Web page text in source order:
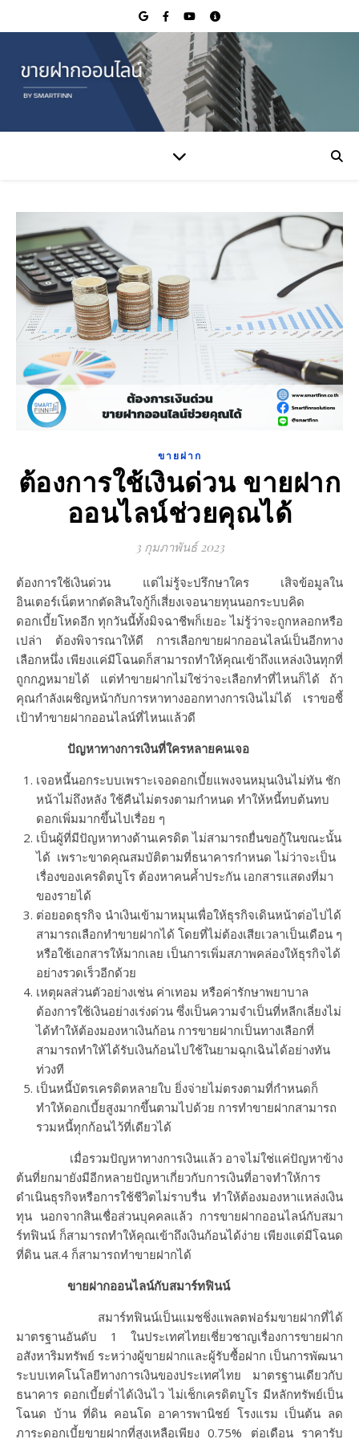
ขายฝาก
ต้องการใช้เงินด่วน ขายฝาก
ออนไลน์ช่วยคุณได้
3 กุมภาพันธ์ 2023
ต้องการใช้เงินด่วน แต่ไม่รู้จะปรึกษาใคร เสิจข้อมูลใน
อินเตอร์เน็ตหากตัดสินใจกู้ก็เสี่ยงเจอนายทุนนอกระบบคิด
ดอกเบี้ยโหดอีก ทุกวันนี้ทั้งมิจฉาชีพก็เยอะ ไม่รู้ว่าจะถูกหลอกหรือ
เปล่า ต้องพิจารณาให้ดี การเลือกขายฝากออนไลน์เป็นอีกทาง
เลือกหนึ่ง เพียงแค่มีโฉนดก็สามารถทำให้คุณเข้าถึงแหล่งเงินทุกที่
ถูกกฎหมายได้ แต่ทำขายฝากไม่ใช่ว่าจะเลือกทำที่ไหนก็ได้ ถ้า
คุณกำลังเผชิญหน้ากับการหาทางออกทางการเงินไม่ได้ เราขอชี้
เป้าทำขายฝากออนไลน์ที่ไหนแล้วดี
ปัญหาทางการเงินที่ใครหลายคนเจอ
เจอหนี้นอกระบบเพราะเจอดอกเบี้ยแพงจนหมุนเงินไม่ทัน ชัก
หน้าไม่ถึงหลัง ใช้คืนไม่ตรงตามกำหนด ทำให้หนี้ทบต้นทบ
ดอกเพิ่มมากขึ้นไปเรื่อย ๆ
เป็นผู้ที่มีปัญหาทางด้านเครดิต ไม่สามารถยื่นขอกู้ในขณะนั้น
ได้ เพราะขาดคุณสมบัติตามที่ธนาคารกำหนด ไม่ว่าจะเป็น
เรื่องของเครดิตบูโร ต้องหาคนค้ำประกัน เอกสารแสดงที่มา
ของรายได้
ต่อยอดธุรกิจ นำเงินเข้ามาหมุนเพื่อให้ธุรกิจเดินหน้าต่อไปได้
สามารถเลือกทำขายฝากได้ โดยที่ไม่ต้องเสียเวลาเป็นเดือน ๆ
หรือใช้เอกสารให้มากเลย เป็นการเพิ่มสภาพคล่องให้ธุรกิจได้
อย่างรวดเร็วอีกด้วย
เหตุผลส่วนตัวอย่างเช่น ค่าเทอม หรือค่ารักษาพยาบาล
ต้องการใช้เงินอย่างเร่งด่วน ซึ่งเป็นความจำเป็นที่หลีกเลี่ยงไม่
ได้ทำให้ต้องมองหาเงินก้อน การขายฝากเป็นทางเลือกที่
สามารถทำให้ได้รับเงินก้อนไปใช้ในยามฉุกเฉินได้อย่างทัน
ท่วงที
เป็นหนี้บัตรเครดิตหลายใบ ยิ่งจ่ายไม่ตรงตามที่กำหนดก็
ทำให้ดอกเบี้ยสูงมากขึ้นตามไปด้วย การทำขายฝากสามารถ
รวมหนี้ทุกก้อนไว้ที่เดียวได้
เมื่อรวมปัญหาทางการเงินแล้ว อาจไม่ใช่แค่ปัญหาข้าง
ต้นที่ยกมายังมีอีกหลายปัญหาเกี่ยวกับการเงินที่อาจทำให้การ
ดำเนินธุรกิจหรือการใช้ชีวิตไม่ราบรื่น ทำให้ต้องมองหาแหล่งเงิน
ทุน นอกจากสินเชื่อส่วนบุคคลแล้ว การขายฝากออนไลน์กับสมา
ร์ทฟินน์ ก็สามารถทำให้คุณเข้าถึงเงินก้อนได้ง่าย เพียงแต่มีโฉนด
ที่ดิน นส.4 ก็สามารถทำขายฝากได้
ขายฝากออนไลน์กับสมาร์ทฟินน์
สมาร์ทฟินน์เป็นแมชชิ่งแพลตฟอร์มขายฝากที่ได้
มาตรฐานอันดับ 1 ในประเทศไทยเชี่ยวชาญเรื่องการขายฝาก
อสังหาริมทรัพย์ ระหว่างผู้ขายฝากและผู้รับซื้อฝาก เป็นการพัฒนา
ระบบเทคโนโลยีทางการเงินของประเทศไทย มาตรฐานเดียวกับ
ธนาคาร ดอกเบี้ยต่ำได้เงินไว ไม่เช็กเครดิตบูโร มีหลักทรัพย์เป็น
โฉนด บ้าน ที่ดิน คอนโด อาคารพานิชย์ โรงแรม เป็นต้น ลด
ภาระดอกเบี้ยขายฝากที่สูงเหลือเพียง 0.75% ต่อเดือน ราคารับ